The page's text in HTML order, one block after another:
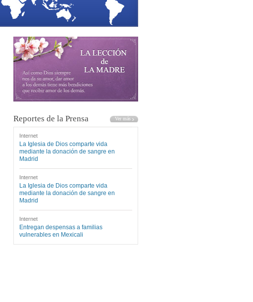
Reportes de la Prensa
Internet
La Iglesia de Dios comparte vida
mediante la donación de sangre en
Madrid
Internet
La Iglesia de Dios comparte vida
mediante la donación de sangre en
Madrid
Internet
Entregan despensas a familias
vulnerables en Mexicali